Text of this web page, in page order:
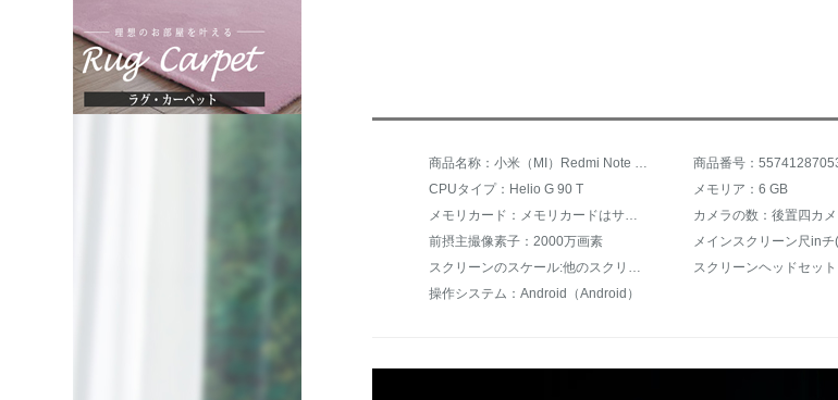
商品番号：
CPUタイプ：Helio G 90 T
メモリア：6 GB
カメラの数：後置四カメ
前摂主撮像素子：2000万画素
スクリーンヘッドセッ
操作システム：Android（Android）